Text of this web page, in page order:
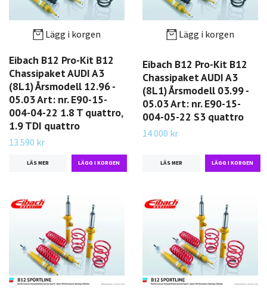
Lägg i korgen
Eibach B12 Pro-Kit B12
Chassipaket AUDI A3
(8L1) Årsmodell 12.96 -
05.03 Art: nr. E90-15-
004-04-22 1.8 T quattro,
1.9 TDI quattro
13 590 kr
LÄS MER
Lägg i korgen
Eibach B12 Pro-Kit B12
Chassipaket AUDI A3
(8L1) Årsmodell 03.99 -
05.03 Art: nr. E90-15-
004-05-22 S3 quattro
14 000 kr
LÄS MER